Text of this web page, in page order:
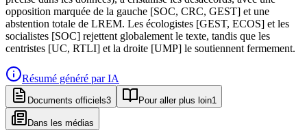
opposition marquée de la gauche [SOC, CRC, GEST] et une
abstention totale de LREM. Les écologistes [GEST, ECOS] et les
socialistes [SOC] rejettent globalement le texte, tandis que les
centristes [UC, RTLI] et la droite [UMP] le soutiennent fermement.
Résumé généré par IA
Documents officiels3 Pour aller plus loin1
Dans les médias